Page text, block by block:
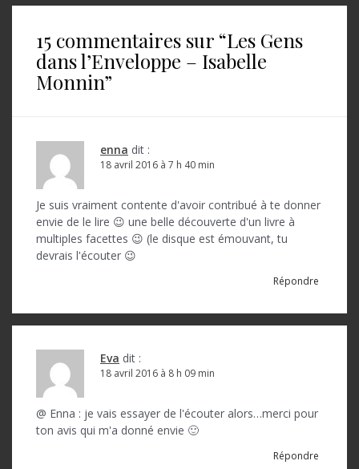
v
a
15 commentaires sur “Les Gens
dans l’Enveloppe – Isabelle
Monnin”
enna dit :
18 avril 2016 à 7 h 40 min
Je suis vraiment contente d'avoir contribué à te donner
envie de le lire 😉 une belle découverte d'un livre à
multiples facettes 😉 (le disque est émouvant, tu
devrais l'écouter 😉
Répondre
Eva dit :
18 avril 2016 à 8 h 09 min
@ Enna : je vais essayer de l'écouter alors…merci pour
ton avis qui m'a donné envie 🙂
Répondre